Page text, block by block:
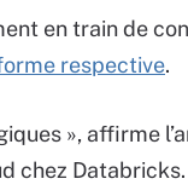
en train de
respective.
», affirme
chez Databricks.